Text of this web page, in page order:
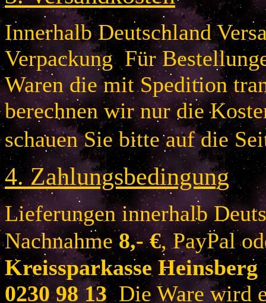
Innerhalb Deutschland
Verpackung Für
Waren die mit Spedition
berechnen wir nur die
schauen Sie bitte auf die
4.Zahlungsbedingung
Lieferungen innerhalb
Nachnahme 8,- €, PayPal
Kreissparkasse
0230 98 13Die Ware wird